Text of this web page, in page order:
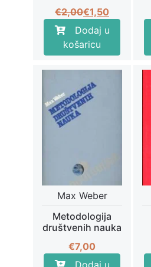
€2,00Izvorna
cijena
bila
je:
€2,00.
€1,50
Trenutna
cijena
je:
€1,50.
Dodaj u
košaricu
Max Weber
Metodologija
društvenih nauka
€7,00
Dodaj u